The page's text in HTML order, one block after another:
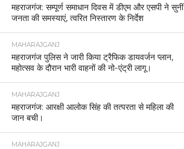
महराजगंज: सम्पूर्ण समाधान दिवस में डीएम और एसपी ने सुनीं
जनता की समस्याएं, त्वरित निस्तारण के निर्देश
MAHARAJGANJ
महराजगंज पुलिस ने जारी किया ट्रैफिक डायवर्जन प्लान,
महोत्सव के दौरान भारी वाहनों की नो-एंट्री लागू।
MAHARAJGANJ
महराजगंज: आरक्षी आलोक सिंह की तत्परता से महिला की
जान बची।
MAHARAJGANJ